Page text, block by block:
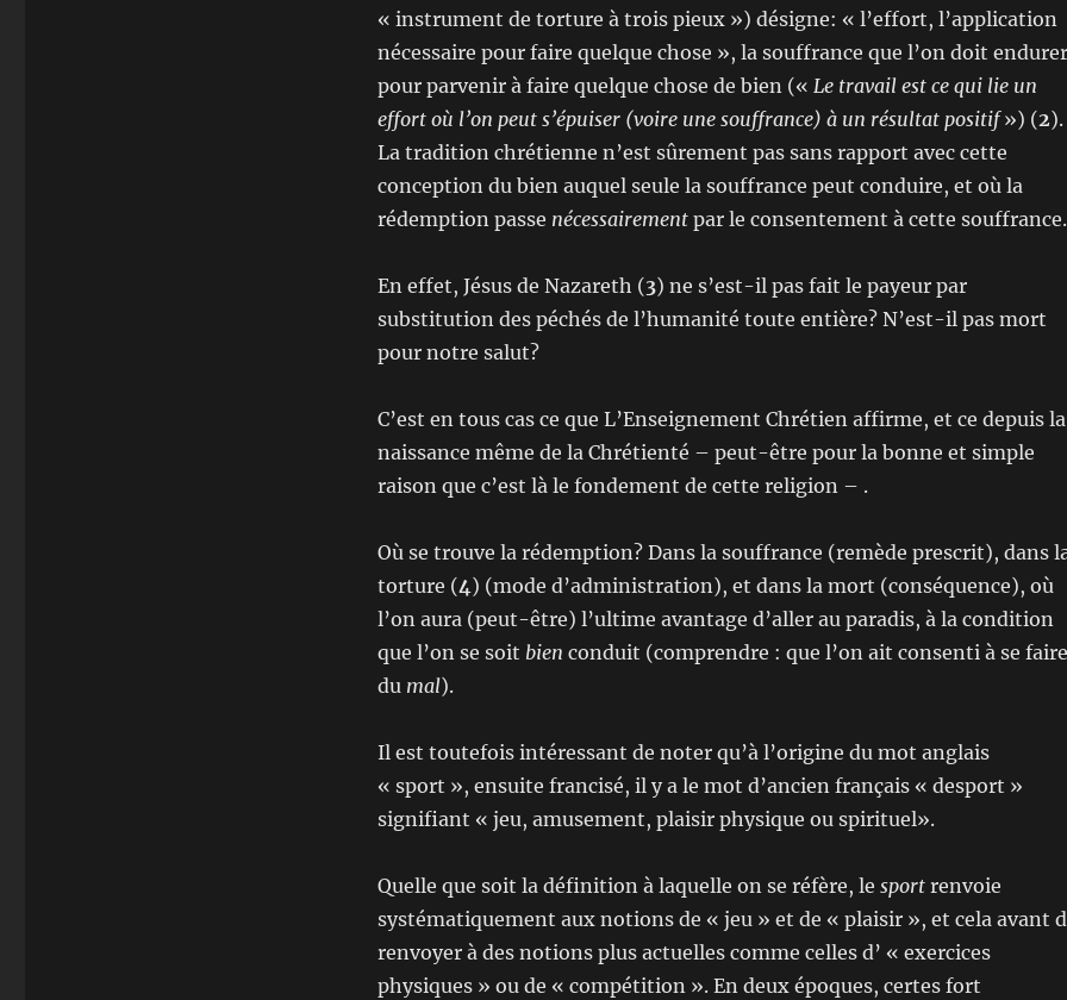
« instrument de torture à trois pieux ») désigne: « l’effort, l’application
nécessaire pour faire quelque chose », la souffrance que l’on doit endurer
pour parvenir à faire quelque chose de bien (« Le travail est ce qui lie un
effort où l’on peut s’épuiser (voire une souffrance) à un résultat positif») (2).
La tradition chrétienne n’est sûrement pas sans rapport avec cette
conception du bien auquel seule la souffrance peut conduire, et où la
rédemption passe nécessairementpar le consentement à cette souffrance.
En effet, Jésus de Nazareth (3) ne s’est-il pas fait le payeur par
substitution des péchés de l’humanité toute entière? N’est-il pas mort
pour notre salut?
C’est en tous cas ce que L’Enseignement Chrétien affirme, et ce depuis la
naissance même de la Chrétienté – peut-être pour la bonne et simple
raison que c’est là le fondement de cette religion – .
Où se trouve la rédemption? Dans la souffrance (remède prescrit), dans
torture (4) (mode d’administration), et dans la mort (conséquence), où
l’on aura (peut-être) l’ultime avantage d’aller au paradis, à la condition
que l’on se soit bien conduit (comprendre : que l’on ait consenti à se faire
du mal).
Il est toutefois intéressant de noter qu’à l’origine du mot anglais
« sport », ensuite francisé, il y a le mot d’ancien français « desport »
signifiant « jeu, amusement, plaisir physique ou spirituel».
Quelle que soit la définition à laquelle on se réfère, le sportrenvoie
systématiquement aux notions de « jeu » et de « plaisir », et cela avant
renvoyer à des notions plus actuelles comme celles d’ « exercices
physiques » ou de « compétition ». En deux époques, certes fort